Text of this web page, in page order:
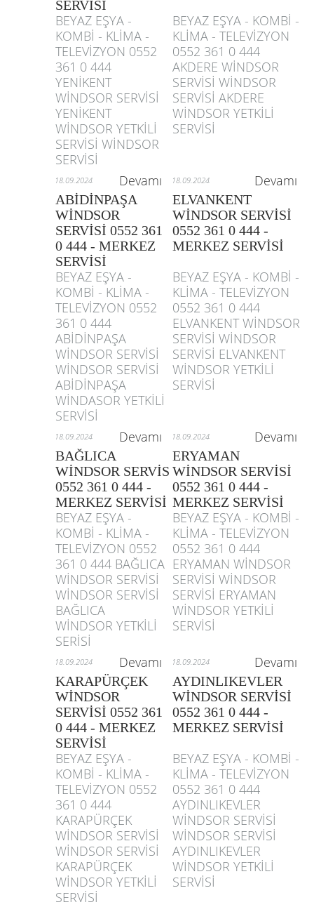
SERVİSİ
BEYAZ EŞYA -
KOMBİ - KLİMA -
TELEVİZYON 0552
361 0 444
YENİKENT
WİNDSOR SERVİSİ
YENİKENT
WİNDSOR YETKİLİ
SERVİSİ WİNDSOR
SERVİSİ
BEYAZ EŞYA - KOMBİ -
KLİMA - TELEVİZYON
0552 361 0 444
AKDERE WİNDSOR
SERVİSİ WİNDSOR
SERVİSİ AKDERE
WİNDSOR YETKİLİ
SERVİSİ
18.09.2024 Devamı 18.09.2024 Devamı
ABİDİNPAŞA
WİNDSOR
SERVİSİ 0552 361
0 444 - MERKEZ
SERVİSİ
ELVANKENT
WİNDSOR SERVİSİ
0552 361 0 444 -
MERKEZ SERVİSİ
BEYAZ EŞYA -
KOMBİ - KLİMA -
TELEVİZYON 0552
361 0 444
ABİDİNPAŞA
WİNDSOR SERVİSİ
WİNDSOR SERVİSİ
ABİDİNPAŞA
WİNDASOR YETKİLİ
SERVİSİ
BEYAZ EŞYA - KOMBİ -
KLİMA - TELEVİZYON
0552 361 0 444
ELVANKENT WİNDSOR
SERVİSİ WİNDSOR
SERVİSİ ELVANKENT
WİNDSOR YETKİLİ
SERVİSİ
18.09.2024 Devamı 18.09.2024 Devamı
BAĞLICA
WİNDSOR SERVİS
0552 361 0 444 -
MERKEZ SERVİSİ
ERYAMAN
WİNDSOR SERVİSİ
0552 361 0 444 -
MERKEZ SERVİSİ
BEYAZ EŞYA -
KOMBİ - KLİMA -
TELEVİZYON 0552
361 0 444 BAĞLICA
WİNDSOR SERVİSİ
WİNDSOR SERVİSİ
BAĞLICA
WİNDSOR YETKİLİ
SERİSİ
BEYAZ EŞYA - KOMBİ -
KLİMA - TELEVİZYON
0552 361 0 444
ERYAMAN WİNDSOR
SERVİSİ WİNDSOR
SERVİSİ ERYAMAN
WİNDSOR YETKİLİ
SERVİSİ
18.09.2024 Devamı 18.09.2024 Devamı
KARAPÜRÇEK
WİNDSOR
SERVİSİ 0552 361
0 444 - MERKEZ
SERVİSİ
AYDINLIKEVLER
WİNDSOR SERVİSİ
0552 361 0 444 -
MERKEZ SERVİSİ
BEYAZ EŞYA -
KOMBİ - KLİMA -
TELEVİZYON 0552
361 0 444
KARAPÜRÇEK
WİNDSOR SERVİSİ
WİNDSOR SERVİSİ
KARAPÜRÇEK
WİNDSOR YETKİLİ
SERVİSİ
BEYAZ EŞYA - KOMBİ -
KLİMA - TELEVİZYON
0552 361 0 444
AYDINLIKEVLER
WİNDSOR SERVİSİ
WİNDSOR SERVİSİ
AYDINLIKEVLER
WİNDSOR YETKİLİ
SERVİSİ